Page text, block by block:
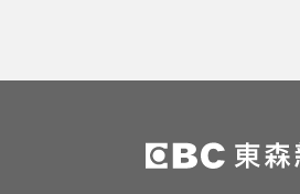
折斷掃把刺傷女師 右眼
10共機、6共艦擾台！6架
侵中部西南空域